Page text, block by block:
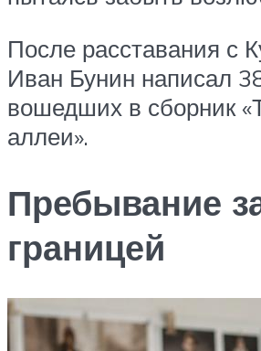
После расставания с
Иван Бунин написал
вошедших в сборник
аллеи».
Пребывание
границей